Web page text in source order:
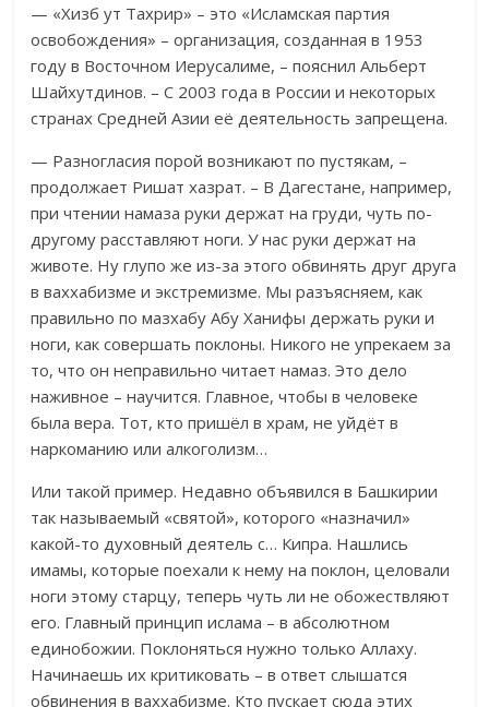
— «Хизб ут Тахрир» – это «Исламская партия
освобождения» – организация, созданная в 1953
году в Восточном Иерусалиме, – пояснил Альберт
Шайхутдинов. – С 2003 года в России и некоторых
странах Средней Азии её деятельность запрещена.
— Разногласия порой возникают по пустякам, –
продолжает Ришат хазрат. – В Дагестане, например,
при чтении намаза руки держат на груди, чуть по-
другому расставляют ноги. У нас руки держат на
животе. Ну глупо же из-за этого обвинять друг друга
в ваххабизме и экстремизме. Мы разъясняем, как
правильно по мазхабу Абу Ханифы держать руки и
ноги, как совершать поклоны. Никого не упрекаем за
то, что он неправильно читает намаз. Это дело
наживное – научится. Главное, чтобы в человеке
была вера. Тот, кто пришёл в храм, не уйдёт в
наркоманию или алкоголизм…
Или такой пример. Недавно объявился в Башкирии
так называемый «святой», которого «назначил»
какой-то духовный деятель с… Кипра. Нашлись
имамы, которые поехали к нему на поклон, целовали
ноги этому старцу, теперь чуть ли не обожествляют
его. Главный принцип ислама – в абсолютном
единобожии. Поклоняться нужно только Аллаху.
Начинаешь их критиковать – в ответ слышатся
обвинения в ваххабизме. Кто пускает сюда этих